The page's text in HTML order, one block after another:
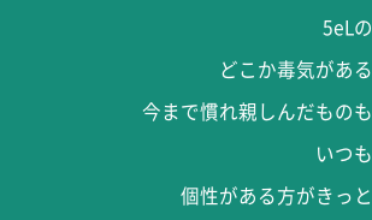
5eL
どこか毒気があ
今まで慣れ親しんだものも
いつ
個性がある方がきっ